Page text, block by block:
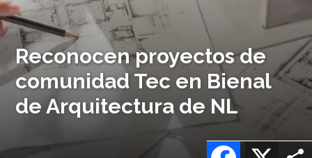
Reconocen proyectos de
comunidad Tec en Bienal
de Arquitectura de NL
X
Facebook